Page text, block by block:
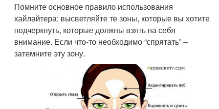
Помните основное правило использования
хайлайтера: высветляйте те зоны, которые вы хотите
подчеркнуть, которые должны взять на себя
внимание. Если что-то необходимо “спрятать” –
затемните эту зону.